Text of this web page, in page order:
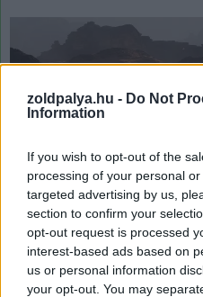
zoldpalya.hu - Do Not
Information
If you wish to opt-out of the
processing of your personal
targeted advertising by us,
section to confirm your
opt-out request is processed
interest-based ads based on
us or personal information
your opt-out. You may
A gél a sivatag közepén
előállítására (Fotó: